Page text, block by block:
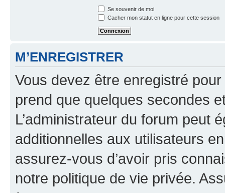
Se souvenir de moi
Cacher mon statut en ligne pour cette session
M’ENREGISTRER
Vous devez être enregistré
prend que quelques secondes
L’administrateur du forum peut
additionnelles aux utilisateurs
assurez-vous d’avoir pris
notre politique de vie privée.